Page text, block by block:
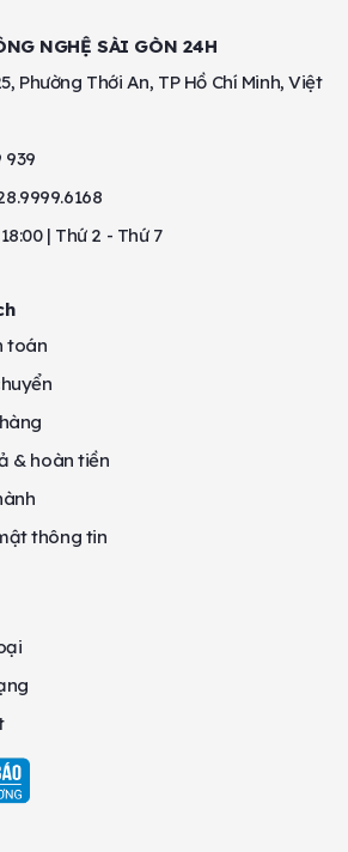
NGHỆ SÀI GÒN 24H
Phường Thới An, TP Hồ Chí Minh, Việt
939
| Thứ 2 - Thứ 7
toán
& hoàn tiền
thông tin